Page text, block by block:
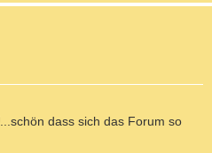
...schön dass sich das Forum so